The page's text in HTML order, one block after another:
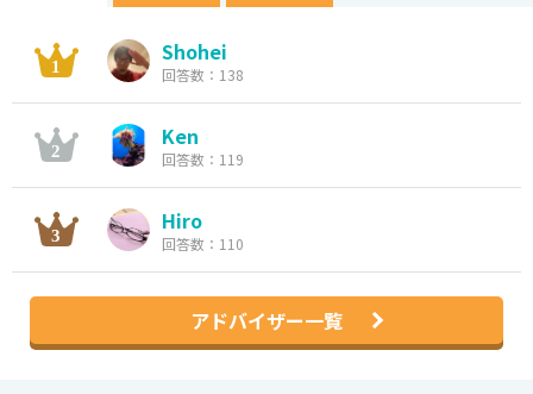
Shohei
回答数：138
Ken
回答数：119
Hiro
回答数：110
アドバイザー一覧